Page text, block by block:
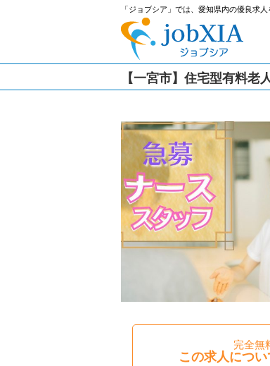
「ジョブシア」では、愛知県内の優良求
【一宮市】住宅型有料老
完全無
この求人につい